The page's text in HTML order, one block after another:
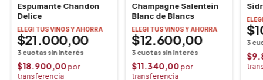
Espumante Chandon
Delice
ELEGI TUS VINOS Y AHORRA
$21.000,00
$18.900,00
Champagne Salentein
Blanc de Blancs
ELEGI TUS VINOS Y AHORRA
$12.600,00
$11.340,00